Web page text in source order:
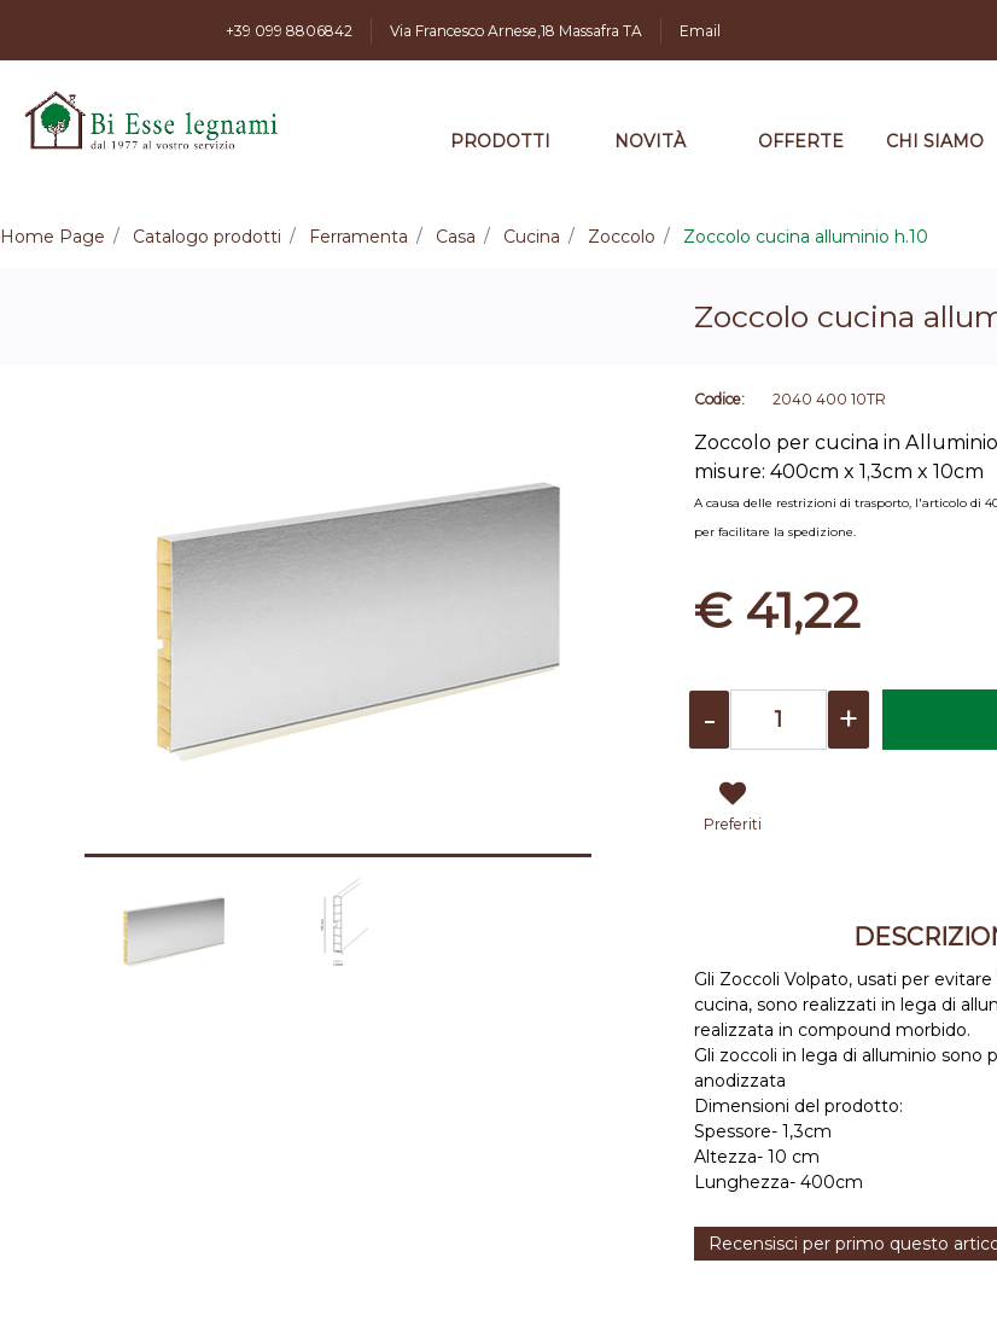
+39 099 8806842 Via Francesco Arnese,18 Massafra TA
Email
PRODOTTI NOVITÀ OFFERTE CHI SIAMO
Home Page Catalogo prodotti Ferramenta Casa Cucina Zoccolo Zoccolo cucina alluminio h.10
Zoccolo cucina
Codice: 2040 400 10TR
Zoccolo per cucina in Alluminio
misure: 400cm x 1,3cm x 10cm
A causa delle restrizioni di trasporto, l'articolo di
per facilitare la spedizione.
€ 41,22
Preferiti
Gli Zoccoli Volpato, usati per
cucina, sono realizzati in lega di
realizzata in compound morbido.
Gli zoccoli in lega di alluminio sono
anodizzata
Dimensioni del prodotto:
Spessore- 1,3cm
Altezza- 10 cm
Lunghezza- 400cm
Recensisci per primo questo